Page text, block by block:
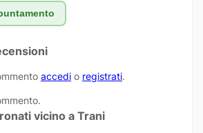
accedi o registrati.
vicino a Trani